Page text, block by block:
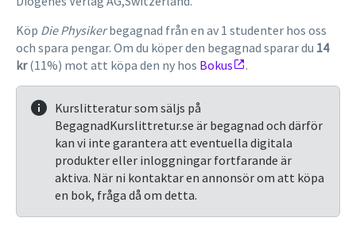
Köp Die Physikerbegagnad från en av 1 studenter hos oss
och spara pengar. Om du köper den begagnad sparar du 14
kr(11%) mot att köpa den ny hos Bokus .
Kurslitteratur som säljs på
BegagnadKurslittretur.se är begagnad och därför
kan vi inte garantera att eventuella digitala
produkter eller inloggningar fortfarande är
aktiva. När ni kontaktar en annonsör om att köpa
en bok, fråga då om detta.